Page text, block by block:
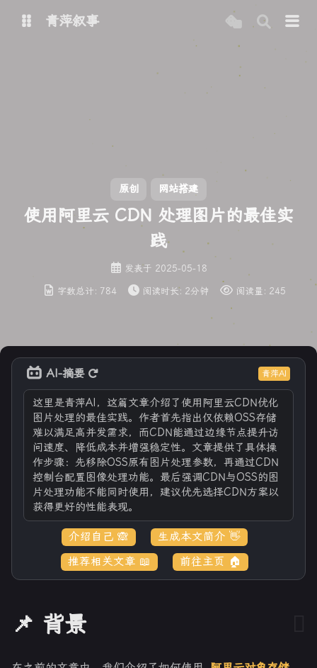
青萍叙事
原创 网站搭建
使用阿里云 CDN 处理图片的最佳实
践
发表于 2025-05-18
字数总计: 784 阅读时长: 2分钟 阅读量: 245
AI-摘要 青萍AI
这里是青萍AI，这篇文章介绍了使用阿里云CDN优化
图片处理的最佳实践。作者首先指出仅依赖OSS存储
难以满足高并发需求，而CDN能通过边缘节点提升访
问速度、降低成本并增强稳定性。文章提供了具体操
作步骤：先移除OSS原有图片处理参数，再通过CDN
控制台配置图像处理功能。最后强调CDN与OSS的图
片处理功能不能同时使用，建议优先选择CDN方案以
获得更好的性能表现。
介绍自己 🙈
生成本文简介 👋
推荐相关文章 📖
前往主页 🏠
📌 背景